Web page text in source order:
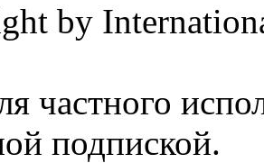
by
частного
подпиской.